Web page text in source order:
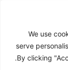
We use
serve
By clicking